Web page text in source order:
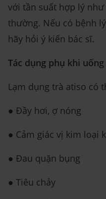
với tần suất hợp lý
thường. Nếu có bệnh
hãy hỏi ý kiến bác sĩ.
Tác dụng phụ khi
Lạm dụng trà atiso có
● Đầy hơi, ợ nóng
● Cảm giác vị kim loại
● Đau quặn bụng
● Tiêu chảy